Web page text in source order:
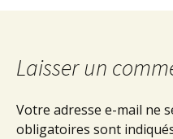
Laisser un
Votre adresse e-mail ne
obligatoires sont